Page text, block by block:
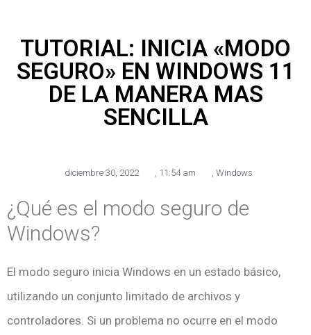
TUTORIAL: INICIA «MODO
SEGURO» EN WINDOWS 11
DE LA MANERA MAS
SENCILLA
diciembre 30, 2022 , 11:54 am , Windows
¿Qué es el modo seguro de
Windows?
El modo seguro inicia Windows en un estado básico,
utilizando un conjunto limitado de archivos y
controladores. Si un problema no ocurre en el modo